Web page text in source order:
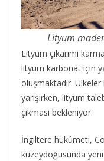
Lityum
Lityum çıkarımı
lityum karbonat için
oluşmaktadır.
yarışırken, lityum
çıkması bekleniyor.
İngiltere hükûmeti,
kuzeydoğusunda